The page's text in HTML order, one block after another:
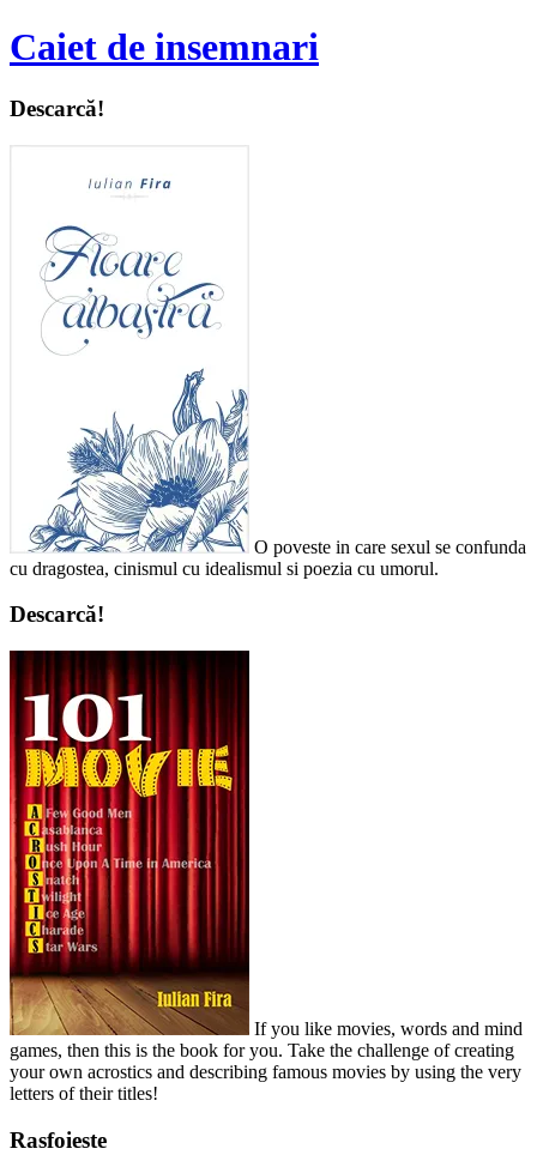
Caiet de insemnari
Descarcă!
O poveste in care sexul se confunda
cu dragostea, cinismul cu idealismul si poezia cu umorul.
Descarcă!
If you like movies, words and mind
games, then this is the book for you. Take the challenge of creating
your own acrostics and describing famous movies by using the very
letters of their titles!
Rasfoieste